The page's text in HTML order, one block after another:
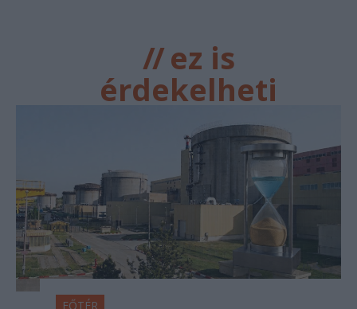
//ez is
érdekelheti
FŐTÉR